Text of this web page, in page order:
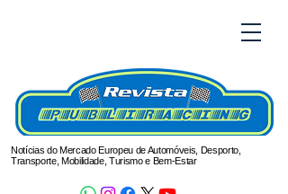
Notícias do Mercado Europeu de Automóveis, Desporto,
Transporte, Mobilidade, Turismo e Bem-Estar